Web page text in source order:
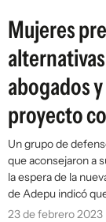
Mujeres
alternativas
abogados
proyecto
Un grupo de
que aconsejaron a
la espera de la
de Adepu indicó
23 de febrero 2023